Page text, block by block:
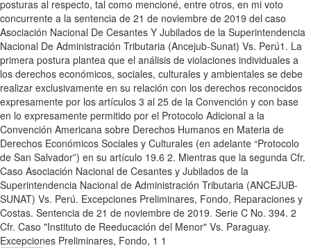
posturas al respecto, tal como mencioné, entre otros, en mi voto
concurrente a la sentencia de 21 de noviembre de 2019 del caso
Asociación Nacional De Cesantes Y Jubilados de la Superintendencia
Nacional De Administración Tributaria (Ancejub-Sunat) Vs. Perú1. La
primera postura plantea que el análisis de violaciones individuales a
los derechos económicos, sociales, culturales y ambientales se debe
realizar exclusivamente en su relación con los derechos reconocidos
expresamente por los artículos 3 al 25 de la Convención y con base
en lo expresamente permitido por el Protocolo Adicional a la
Convención Americana sobre Derechos Humanos en Materia de
Derechos Económicos Sociales y Culturales (en adelante “Protocolo
de San Salvador”) en su artículo 19.6 2. Mientras que la segunda Cfr.
Caso Asociación Nacional de Cesantes y Jubilados de la
Superintendencia Nacional de Administración Tributaria (ANCEJUB-
SUNAT) Vs. Perú. Excepciones Preliminares, Fondo, Reparaciones y
Costas. Sentencia de 21 de noviembre de 2019. Serie C No. 394. 2
Cfr. Caso "Instituto de Reeducación del Menor" Vs. Paraguay.
Excepciones Preliminares, Fondo, 1 1